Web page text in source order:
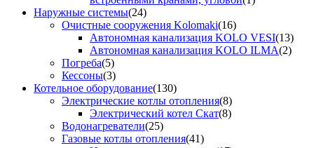
Наружные системы(24)
Очистные сооружения Kolomaki(16)
Автономная канализация KOLO VESI(13)
Автономная канализация KOLO ILMA(2)
Погреба(5)
Кессоны(3)
Котельное оборудование(130)
Электрические котлы отопления(8)
Электрический котел Скат(8)
Водонагреватели(25)
Газовые котлы отопления(41)